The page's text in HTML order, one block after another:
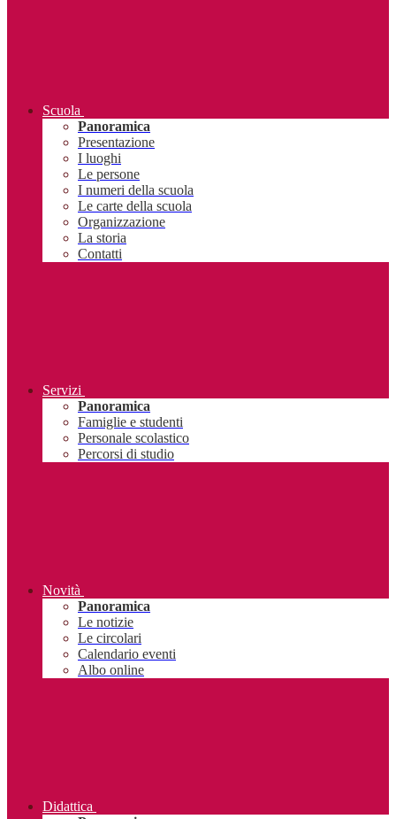
Scuola
Panoramica
Presentazione
I luoghi
Le persone
I numeri della scuola
Le carte della scuola
Organizzazione
La storia
Contatti
Servizi
Panoramica
Famiglie e studenti
Personale scolastico
Percorsi di studio
Novità
Panoramica
Le notizie
Le circolari
Calendario eventi
Albo online
Didattica